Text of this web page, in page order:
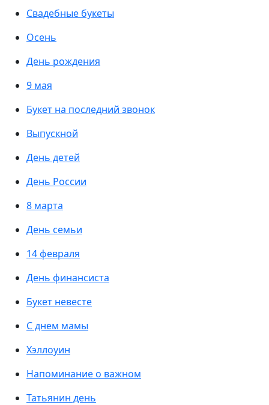
Свадебные букеты
Осень
День рождения
9 мая
Букет на последний звонок
Выпускной
День детей
День России
8 марта
День семьи
14 февраля
День финансиста
Букет невесте
С днем мамы
Хэллоуин
Напоминание о важном
Татьянин день